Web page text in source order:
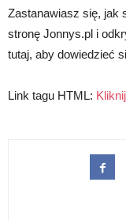
Zastanawiasz się, jak
stronę Jonnys.pl i
tutaj, aby dowiedzieć
Link tagu HTML: